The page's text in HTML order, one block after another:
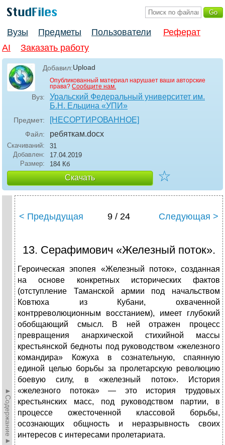
Вузы Предметы Пользователи
Реферат
AI
Заказать работу
Добавил:Upload
Опубликованный материал нарушает ваши авторские
права? Сообщите нам.
Вуз:
Уральский Федеральный университет им.
Б.Н. Ельцина «УПИ»
Предмет: [НЕСОРТИРОВАННОЕ]
Файл: ребяткам.docx
Скачиваний:
31
Добавлен:
17.04.2019
Размер:
184 Кб
Скачать ☆
►Содержание►
< Предыдущая 9 / 24 Следующая >
13. Серафимович «Железный поток».
Героическая эпопея «Железный поток», созданная
на основе конкретных исторических фактов
(отступление Таманской армии под начальством
Ковтюха из Кубани, охваченной
контрреволюционным восстанием), имеет глубокий
обобщающий смысл. В ней отражен процесс
превращения анархической стихийной массы
крестьянской бедноты под руководством «железного
командира» Кожуха в сознательную, спаянную
единой целью борьбы за пролетарскую революцию
боевую силу, в «железный поток». История
«железного потока» — это история трудовых
крестьянских масс, под руководством партии, в
процессе ожесточенной классовой борьбы,
осознающих общность и неразрывность своих
интересов с интересами пролетариата.